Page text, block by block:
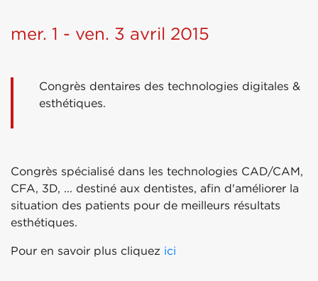
mer. 1 - ven. 3 avril 2015
Congrès dentaires des technologies digitales &
esthétiques.
Congrès spécialisé dans les technologies CAD/CAM,
CFA, 3D, ... destiné aux dentistes, afin d'améliorer la
situation des patients pour de meilleurs résultats
esthétiques.
Pour en savoir plus cliquez ici